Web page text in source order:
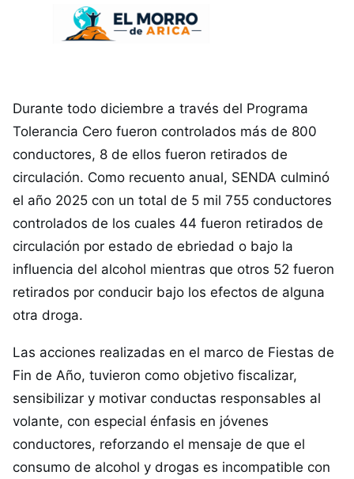
Durante todo diciembre a través del Programa
Tolerancia Cero fueron controlados más de 800
conductores, 8 de ellos fueron retirados de
circulación. Como recuento anual, SENDA culminó
el año 2025 con un total de 5 mil 755 conductores
controlados de los cuales 44 fueron retirados de
circulación por estado de ebriedad o bajo la
influencia del alcohol mientras que otros 52 fueron
retirados por conducir bajo los efectos de alguna
otra droga.
Las acciones realizadas en el marco de Fiestas de
Fin de Año, tuvieron como objetivo fiscalizar,
sensibilizar y motivar conductas responsables al
volante, con especial énfasis en jóvenes
conductores, reforzando el mensaje de que el
consumo de alcohol y drogas es incompatible con